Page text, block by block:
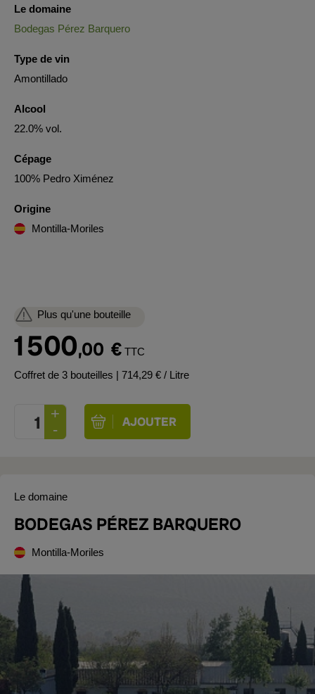
Le domaine
Bodegas Pérez Barquero
Type de vin
Amontillado
Alcool
22.0% vol.
Cépage
100% Pedro Ximénez
Origine
Montilla-Moriles
Plus qu'une bouteille
1 500,00 € TTC
Coffret de 3 bouteilles | 714,29 € / Litre
Le domaine
BODEGAS PÉREZ BARQUERO
Montilla-Moriles